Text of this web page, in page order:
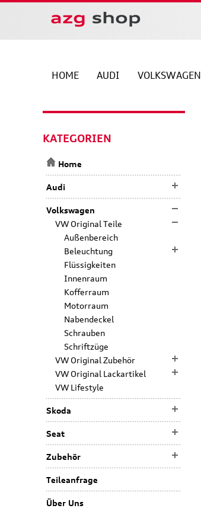
HOME AUDI VOLKSWAGEN
KATEGORIEN
Home
Audi
Volkswagen
VW Original Teile
Außenbereich
Beleuchtung
Flüssigkeiten
Innenraum
Kofferraum
Motorraum
Nabendeckel
Schrauben
Schriftzüge
VW Original Zubehör
VW Original Lackartikel
VW Lifestyle
Skoda
Seat
Zubehör
Teileanfrage
Über Uns